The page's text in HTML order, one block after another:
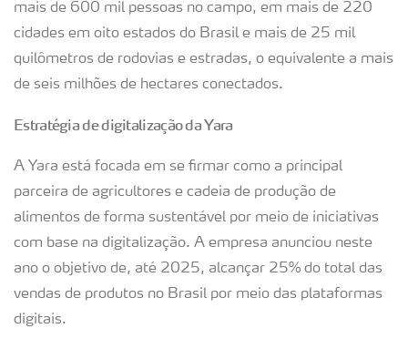
mais de 600 mil pessoas no campo, em mais de 220
cidades em oito estados do Brasil e mais de 25 mil
quilômetros de rodovias e estradas, o equivalente a mais
de seis milhões de hectares conectados.
Estratégia de digitalização da Yara
A Yara está focada em se firmar como a principal
parceira de agricultores e cadeia de produção de
alimentos de forma sustentável por meio de iniciativas
com base na digitalização. A empresa anunciou neste
ano o objetivo de, até 2025, alcançar 25% do total das
vendas de produtos no Brasil por meio das plataformas
digitais.